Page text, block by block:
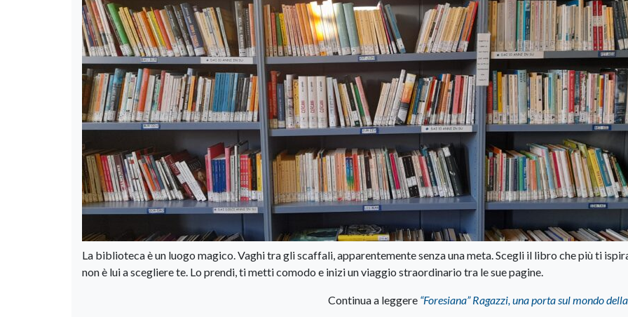
La biblioteca è un luogo magico. Vaghi tra gli scaffali, apparentemente senza una meta. Scegli il libro che più ti
non è lui a scegliere te. Lo prendi, ti metti comodo e inizi un viaggio straordinario tra le sue pagine.
Continua a leggere “Foresiana” Ragazzi, una porta sul mondo